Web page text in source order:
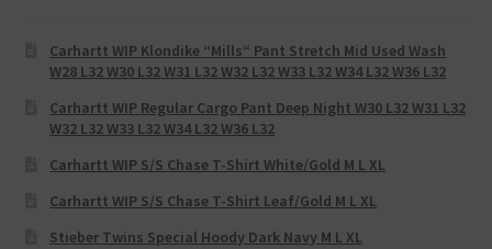
Carhartt WIP Klondike “Mills“ Pant Stretch Mid Used Wash
W28 L32 W30 L32 W31 L32 W32 L32 W33 L32 W34 L32 W36 L32
Carhartt WIP Regular Cargo Pant Deep Night W30 L32 W31 L32
W32 L32 W33 L32 W34 L32 W36 L32
Carhartt WIP S/S Chase T-Shirt White/Gold M L XL
Carhartt WIP S/S Chase T-Shirt Leaf/Gold M L XL
Stieber Twins Special Hoody Dark Navy M L XL